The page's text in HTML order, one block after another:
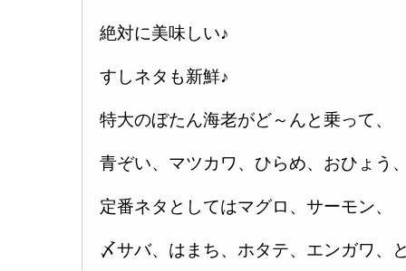
絶対に美味しい♪
すしネタも新鮮♪
特大のぼたん海老がど～んと乗って、
青ぞい、マツカワ、ひらめ、おひょう
定番ネタとしてはマグロ、サーモン、
〆サバ、はまち、ホタテ、エンガワ、